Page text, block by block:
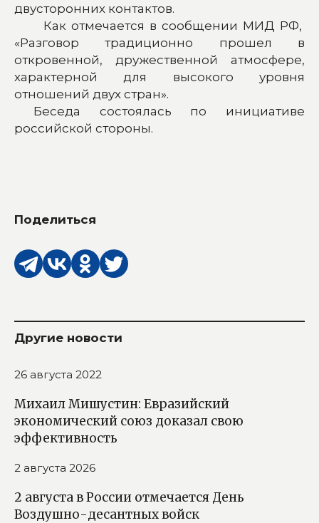
двусторонних контактов.
Как отмечается в сообщении МИД РФ,
«Разговор традиционно прошел в
откровенной, дружественной атмосфере,
характерной для высокого уровня
отношений двух стран».
Беседа состоялась по инициативе
российской стороны.
Поделиться
Другие новости
26 августа 2022
Михаил Мишустин: Евразийский
экономический союз доказал свою
эффективность
2 августа 2026
2 августа в России отмечается День
Воздушно-десантных войск